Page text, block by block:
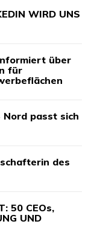
WIRD UNS
über
für
Nord passt sich
des
50 CEOs,
UND